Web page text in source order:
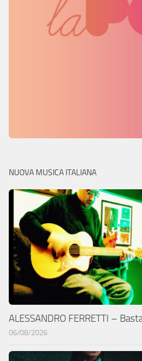
NUOVA MUSICA ITALIANA
ALESSANDRO FERRETTI –
06/08/2026